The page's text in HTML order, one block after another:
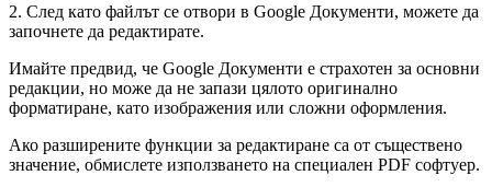
2. След като файлът се отвори в Google Документи, можете да
започнете да редактирате.
Имайте предвид, че Google Документи е страхотен за основни
редакции, но може да не запази цялото оригинално
форматиране, като изображения или сложни оформления.
Ако разширените функции за редактиране са от съществено
значение, обмислете използването на специален PDF софтуер.